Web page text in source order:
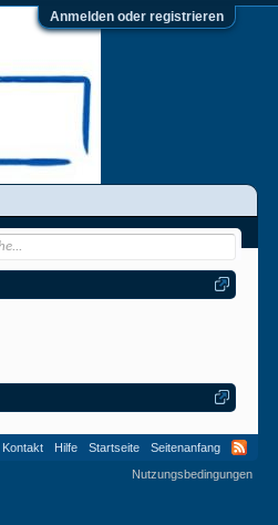
Anmelden oder registrieren
Kontakt Hilfe Startseite
Seitenanfang
Nutzungsbedingungen